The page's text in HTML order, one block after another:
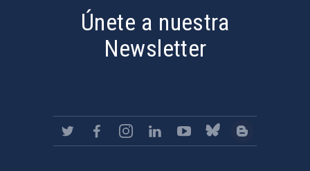
Únete a nuestra
Newsletter